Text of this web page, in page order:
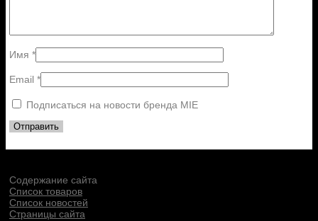
Имя *
Email *
Подписаться на новости бренда MIE
Содержание сайта
Список товаров
Список новостей
Страницы сайта